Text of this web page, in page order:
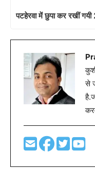
पटहेरवा में छुपा कर रखीं
से